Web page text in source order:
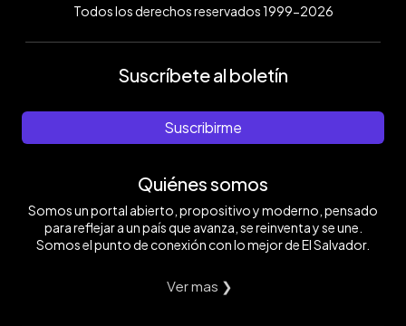
Todos los derechos reservados 1999-2026
Suscríbete al boletín
Suscribirme
Quiénes somos
Somos un portal abierto, propositivo y moderno, pensado
para reflejar a un país que avanza, se reinventa y se une.
Somos el punto de conexión con lo mejor de El Salvador.
Ver mas ❯